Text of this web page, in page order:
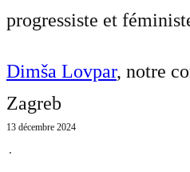
progressiste et
Dimša Lovpar, notre
Zagreb
13 décembre 2024
⋅